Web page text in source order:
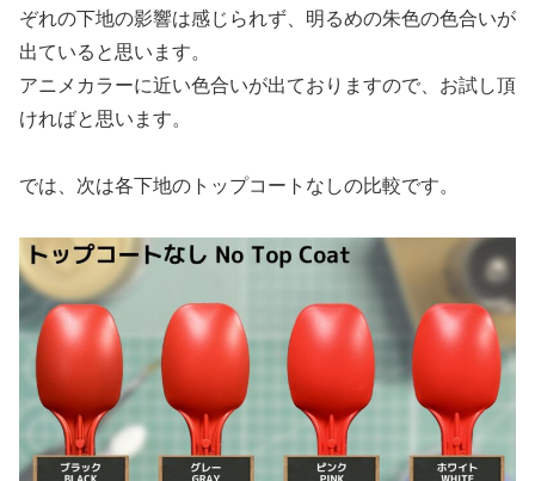
ぞれの下地の影響は感じられず、明るめの朱色の色合いが
出ていると思います。
アニメカラーに近い色合いが出ておりますので、お試し頂
ければと思います。
では、次は各下地のトップコートなしの比較です。